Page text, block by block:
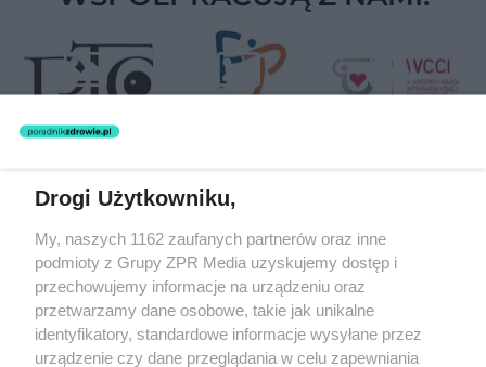
rozpowszechniany lub dalej rozpowszechniany w jakikolwiek sposób
(w tym także elektroniczny lub mechaniczny) na jakimkolwiek polu
eksploatacji w jakiejkolwiek formie, włącznie z umieszczaniem w
Internecie bez pisemnej zgody właściciela praw. Jakiekolwiek użycie
lub wykorzystanie utworów w całości lub w części z naruszeniem
prawa, tzn. bez właściwej zgody, jest zabronione pod groźbą kary i
może być ścigane prawnie.
Drogi Użytkowniku,
My, naszych 1162 zaufanych partnerów oraz inne
podmioty z Grupy ZPR Media uzyskujemy dostęp i
przechowujemy informacje na urządzeniu oraz
przetwarzamy dane osobowe, takie jak unikalne
identyfikatory, standardowe informacje wysyłane przez
urządzenie czy dane przeglądania w celu zapewniania